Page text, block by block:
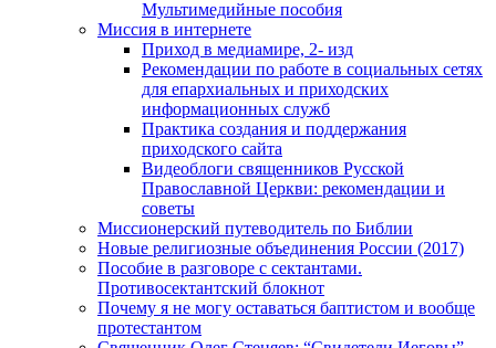
Мультимедийные пособия
Миссия в интернете
Приход в медиамире, 2- изд
Рекомендации по работе в социальных сетях
для епархиальных и приходских
информационных служб
Практика создания и поддержания
приходского сайта
Видеоблоги священников Русской
Православной Церкви: рекомендации и
советы
Миссионерский путеводитель по Библии
Новые религиозные объединения России (2017)
Пособие в разговоре с сектантами.
Противосектантский блокнот
Почему я не могу оставаться баптистом и вообще
протестантом